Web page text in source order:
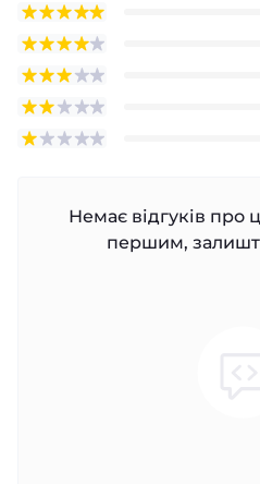
Немає відгуків про
першим,